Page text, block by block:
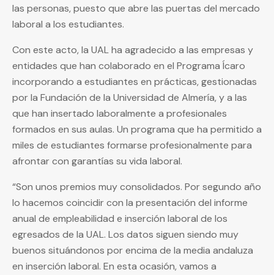
las personas, puesto que abre las puertas del mercado
laboral a los estudiantes.
Con este acto, la UAL ha agradecido a las empresas y
entidades que han colaborado en el Programa Ícaro
incorporando a estudiantes en prácticas, gestionadas
por la Fundación de la Universidad de Almería, y a las
que han insertado laboralmente a profesionales
formados en sus aulas. Un programa que ha permitido a
miles de estudiantes formarse profesionalmente para
afrontar con garantías su vida laboral.
“Son unos premios muy consolidados. Por segundo año
lo hacemos coincidir con la presentación del informe
anual de empleabilidad e inserción laboral de los
egresados de la UAL. Los datos siguen siendo muy
buenos situándonos por encima de la media andaluza
en inserción laboral. En esta ocasión, vamos a